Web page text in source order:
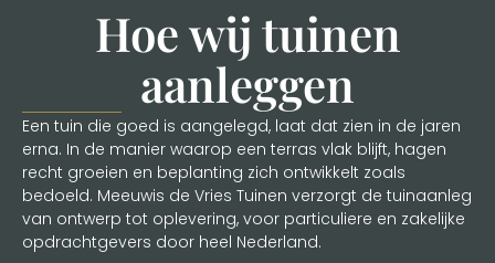
Hoe wij tuinen
aanleggen
Een tuin die goed is aangelegd, laat dat zien in de jaren
erna. In de manier waarop een terras vlak blijft, hagen
recht groeien en beplanting zich ontwikkelt zoals
bedoeld. Meeuwis de Vries Tuinen verzorgt de tuinaanleg
van ontwerp tot oplevering, voor particuliere en zakelijke
opdrachtgevers door heel Nederland.